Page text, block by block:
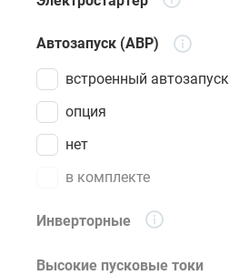
Автозапуск (АВР)
встроенный автозапуск
опция
нет
в комплекте
Инверторные
Высокие пусковые токи